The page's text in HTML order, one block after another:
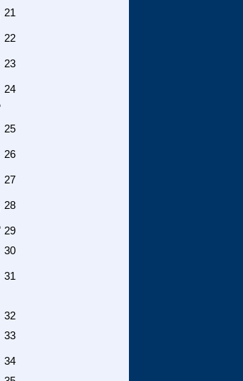
21
22
23
24
25
26
27
28
29
30
31
32
33
34